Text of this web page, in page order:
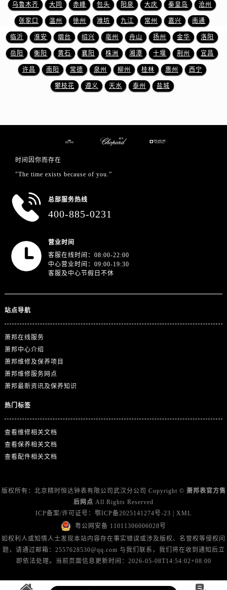
上海市徐汇区虹桥路3号港汇中心2座37层3705室萧邦售后服务中心（需提前预约）
浙江省杭州市上城区钱江路1366号华润大厦A座5层503-5室萧邦售后服务中心（需提前预约）
浙江省湖州市吴兴区劳动路萧邦售后服务中心（需提前预约）
浙江省嘉兴市南湖区广益路705号嘉兴世界贸易中心A座13层1304室萧邦售后服务中心（需提前预约）
浙江省金华市金东区东市南街777号金华万达广场4号楼22楼2209室萧邦售后服务中心（需提前预约）
浙江省绍兴市越城区胜利东路379号世茂天际中心写字楼8层805室萧邦售后服务中心（需提前预约）
广东省广州市天河区天河路230号万菱汇国际中心A塔7层704室萧邦售后服务中心（需提前预约）
广东省河源市源城区越王大道萧邦售后服务中心（需提前预约）
广东省云浮市云城区金山路萧邦售后服务中心（需提前预约）
广西壮族自治区百色市右江区中山二路萧邦售后服务中心（需提前预约）
广西壮族自治区北海市海城区北京路萧邦售后服务中心（需提前预约）
广西壮族自治区崇左市江州区石景林街道友谊大道与丽川路交汇处萧邦售后服务中心（需提前预约）
广西壮族自治区防城港市港口区金花茶大道萧邦售后服务中心（需提前预约）
乌鲁木齐 大同 赤峰 包头 阳泉 大庆 秦皇岛 沧州
张家口 温州 徐州 潍坊 九江 常州 嘉兴 南通
临沂 淮安 烟台 绍兴 亳州 舟山 扬州 金华 洛阳
岳阳 衡阳 黄石 襄阳 株洲 湘潭 十堰 荆州 宜昌
许昌 南阳 常德 泉州 柳州 桂林 惠州 西宁
攀枝花 遵义 天水 泰州 盐城
时间因你而存在
"The time exists because of you.”
总部服务热线
400-885-0231
营业时间
客服在线时间：08:00-22:00
中心营业时间：09:00-19:30
客服及中心节假日不休
站点导航
萧邦在线服务
萧邦中心介绍
萧邦维修及保养项目
萧邦维修服务网点
萧邦最新资讯及保养知识
热门标签
查看维修相关文档
查看保养相关文档
查看配件相关文档
版权所有：北京精时恒达钟表有限公司武汉分公司 Copyright © 萧邦表官方售
后网点 All Rights Reserved
ICP备案/许可证号： 鄂ICP备2025141274号-23
XML
粤公网安备 11011306006028号
如权利人或知情人士发现本站内容存在事实错误或涉及版权、名誉权等侵权问
题，请通过邮箱：2557628530@qq.com 与我们联系，我们将在收到通知后立
即依法处理。当前页面信息更新时间：2026-05-08T14:54:02+08:00